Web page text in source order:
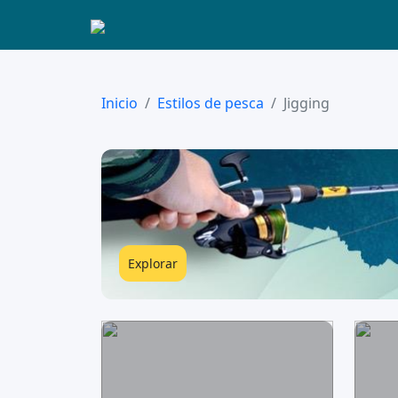
Inicio Estilos de pesca Jigging
Explorar